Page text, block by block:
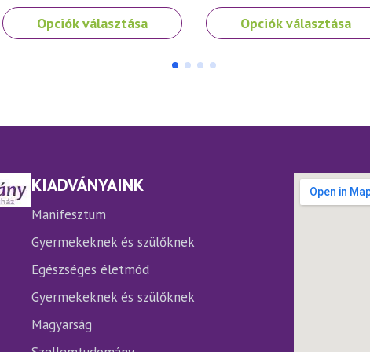
Opciók választása
Ennek
a
A
termékoldalon
választhatók
Opciók választása
Ennek
a
több
A
KIADVÁNYAINK
Manifesztum
Gyermekeknek és szülőknek
Egészséges életmód
Gyermekeknek és szülőknek
Magyarság